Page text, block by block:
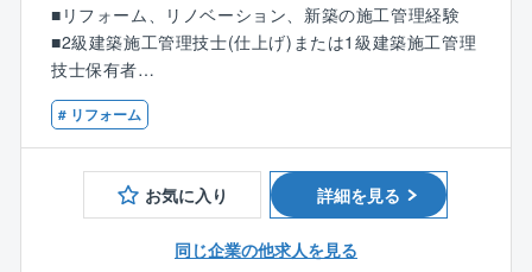
【業務内容】
山口県内の営業所にて、賃貸アパート等の改修・改築
のリフォーム工事における施工管理業務を担当してい
ただきます。
同社のリフォームは主に外壁工事を中心としておりま
【具体的には】
■顧客、管理会社、入居者との打ち合わせ
■リフォーム、リノベーション、新築の施工管理経験
■2級建築施工管理技士(仕上げ)または1級建築施工管理
技士保有者
■普通自動車運転免許 (マイカー通勤となります)
【歓迎】
■電気工事施工管理技士 保有者
■管工事施工管理技技士 保有者
# リフォーム
お気に入り 詳細を見る
同じ企業の他求人を見る